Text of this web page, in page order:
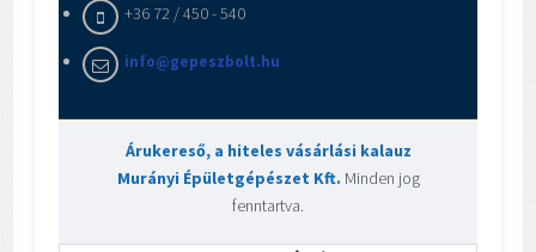
+36 72 / 450 - 540
info@gepeszbolt.hu
Árukereső, a hiteles vásárlási kalauz
Murányi Épületgépészet Kft. Minden jog
fenntartva.